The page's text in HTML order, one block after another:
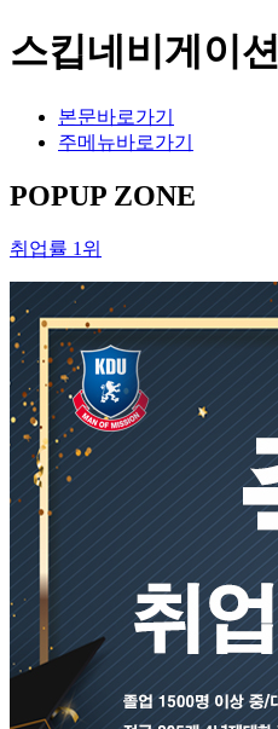
스킵네비게이션
본문바로가기
주메뉴바로가기
POPUP ZONE
취업률 1위